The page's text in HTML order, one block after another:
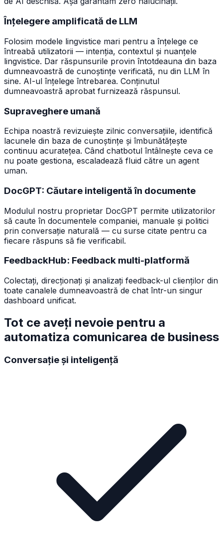
Înțelegere amplificată de LLM
Folosim modele lingvistice mari pentru a înțelege ce
întreabă utilizatorii — intenția, contextul și nuanțele
lingvistice. Dar răspunsurile provin întotdeauna din baza
dumneavoastră de cunoștințe verificată, nu din LLM în
sine. AI-ul înțelege întrebarea. Conținutul
dumneavoastră aprobat furnizează răspunsul.
Supraveghere umană
Echipa noastră revizuiește zilnic conversațiile, identifică
lacunele din baza de cunoștințe și îmbunătățește
continuu acuratețea. Când chatbotul întâlnește ceva ce
nu poate gestiona, escaladează fluid către un agent
uman.
DocGPT: Căutare inteligentă în documente
Modulul nostru proprietar DocGPT permite utilizatorilor
să caute în documentele companiei, manuale și politici
prin conversație naturală — cu surse citate pentru ca
fiecare răspuns să fie verificabil.
FeedbackHub: Feedback multi-platformă
Colectați, direcționați și analizați feedback-ul clienților din
toate canalele dumneavoastră de chat într-un singur
dashboard unificat.
Tot ce aveți nevoie pentru a
automatiza comunicarea de business
Conversație și inteligență